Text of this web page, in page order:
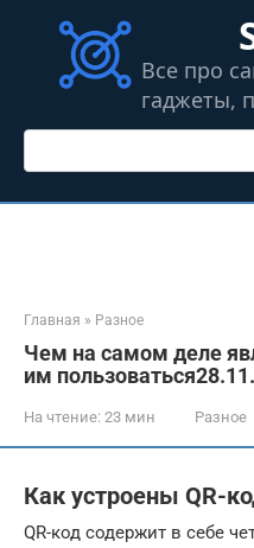
контенту
Все про
гаджеты,
Поиск:
Главная » Разное
Чем на самом деле
им
На чтение: 23 мин Разное
Как устроены QR-
QR-код содержит в себе